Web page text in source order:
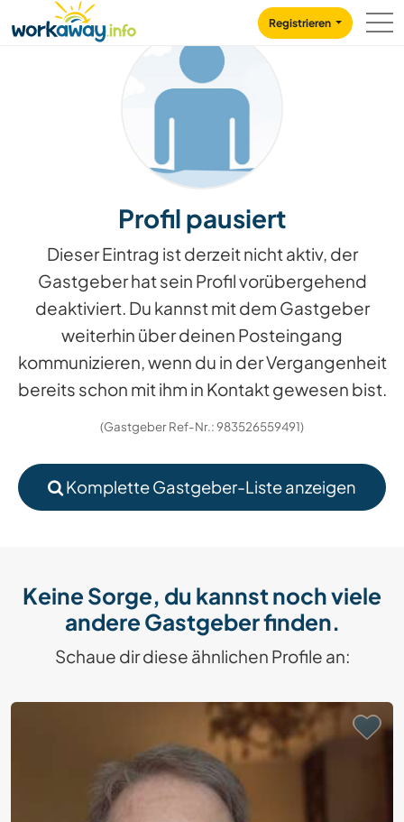
CONTENT
MAIN NAVIGATION
Registrieren
Profil pausiert
Dieser Eintrag ist derzeit nicht aktiv, der
Gastgeber hat sein Profil vorübergehend
deaktiviert. Du kannst mit dem Gastgeber
weiterhin über deinen Posteingang
kommunizieren, wenn du in der Vergangenheit
bereits schon mit ihm in Kontakt gewesen bist.
(Gastgeber Ref-Nr.: 983526559491)
Komplette Gastgeber-Liste anzeigen
Keine Sorge, du kannst noch viele
andere Gastgeber finden.
Schaue dir diese ähnlichen Profile an: